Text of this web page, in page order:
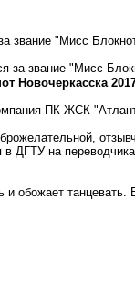
звание "Мисс
Новочеркасска
ПК ЖСК
ДГТУ на
обожает танцевать.